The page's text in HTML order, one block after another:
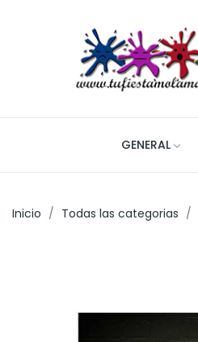
GENERAL
Inicio Todas las categorias